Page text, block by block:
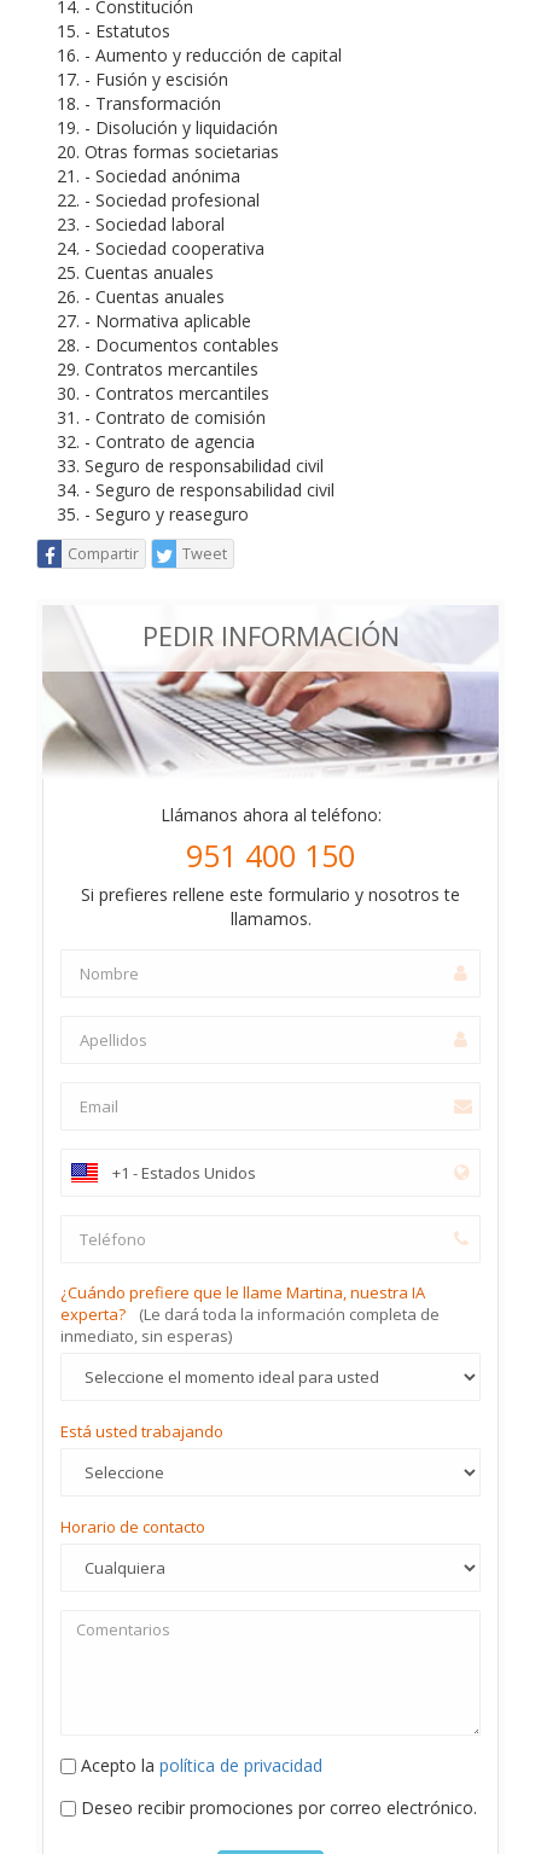
- Constitución
- Estatutos
- Aumento y reducción de capital
- Fusión y escisión
- Transformación
- Disolución y liquidación
Otras formas societarias
- Sociedad anónima
- Sociedad profesional
- Sociedad laboral
- Sociedad cooperativa
Cuentas anuales
- Cuentas anuales
- Normativa aplicable
- Documentos contables
Contratos mercantiles
- Contratos mercantiles
- Contrato de comisión
- Contrato de agencia
Seguro de responsabilidad civil
- Seguro de responsabilidad civil
- Seguro y reaseguro
Compartir Tweet
PEDIR INFORMACIÓN
Llámanos ahora al teléfono:
951 400 150
Si prefieres rellene este formulario y nosotros te
llamamos.
¿Cuándo prefiere que le llame Martina, nuestra IA
experta?
(Le dará toda la información completa de
inmediato, sin esperas)
Está usted trabajando
Horario de contacto
Acepto la política de privacidad
Deseo recibir promociones por correo electrónico.